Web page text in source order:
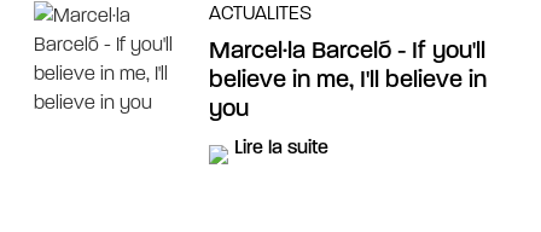
ACTUALITES
Marcel·la Barceló - If you'll
believe in me, I'll believe in
you
Lire la suite